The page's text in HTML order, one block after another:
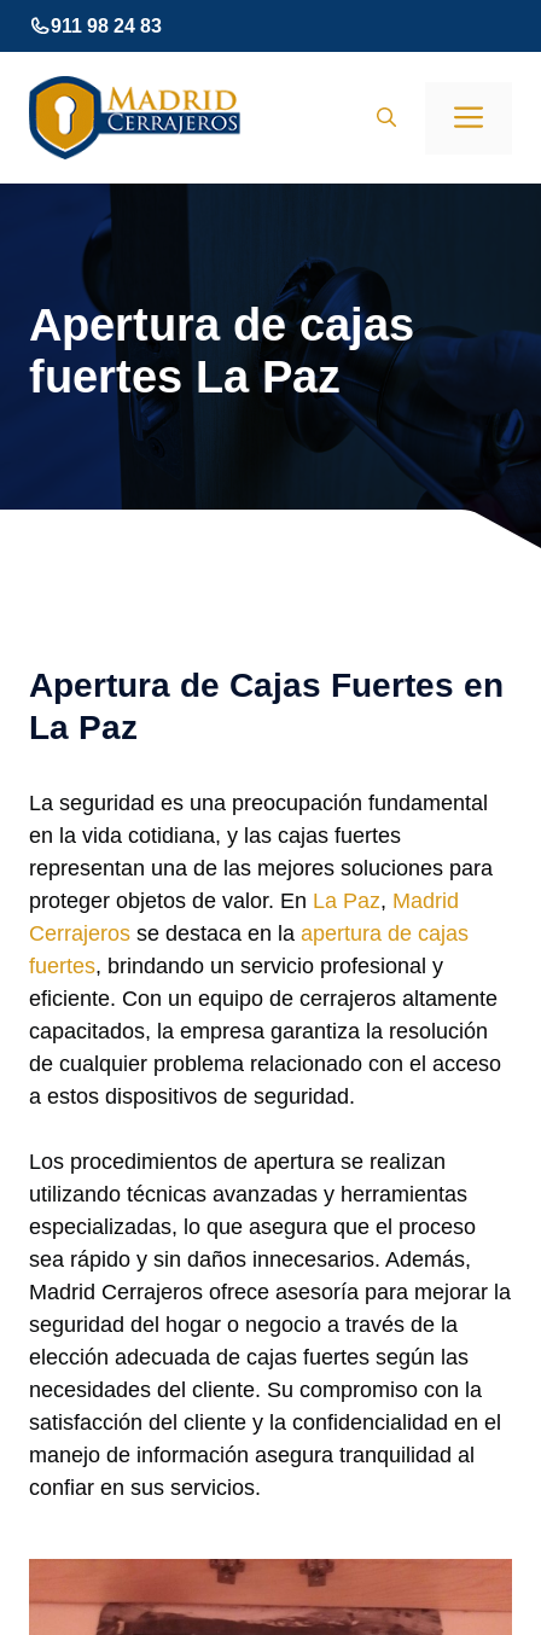
Saltar
al
contenido
911 98 24 83
Apertura de cajas
fuertes La Paz
Apertura de Cajas Fuertes en
La Paz
La seguridad es una preocupación fundamental
en la vida cotidiana, y las cajas fuertes
representan una de las mejores soluciones para
proteger objetos de valor. En La Paz, Madrid
Cerrajeros se destaca en la apertura de cajas
fuertes, brindando un servicio profesional y
eficiente. Con un equipo de cerrajeros altamente
capacitados, la empresa garantiza la resolución
de cualquier problema relacionado con el acceso
a estos dispositivos de seguridad.
Los procedimientos de apertura se realizan
utilizando técnicas avanzadas y herramientas
especializadas, lo que asegura que el proceso
sea rápido y sin daños innecesarios. Además,
Madrid Cerrajeros ofrece asesoría para mejorar la
seguridad del hogar o negocio a través de la
elección adecuada de cajas fuertes según las
necesidades del cliente. Su compromiso con la
satisfacción del cliente y la confidencialidad en el
manejo de información asegura tranquilidad al
confiar en sus servicios.